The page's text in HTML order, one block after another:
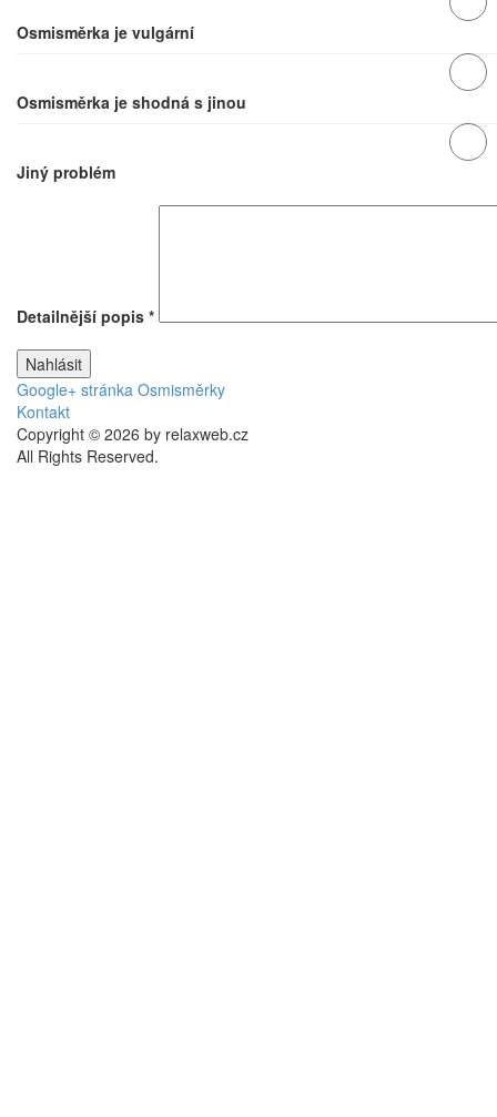
Osmisměrka je vulgární
Osmisměrka je shodná s jinou
Jiný problém
Detailnější popis *
Google+ stránka Osmisměrky
Kontakt
Copyright © 2026 by relaxweb.cz
All Rights Reserved.